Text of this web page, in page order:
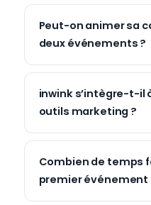
Peut-on animer sa
deux événements ?
inwink s’intègre-t-il
outils marketing ?
Combien de temps
premier événement